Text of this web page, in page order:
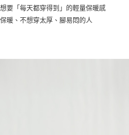
要「每天都穿得到」的輕量保暖感
暖、不想穿太厚、腳易悶的人